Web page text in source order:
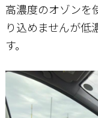
高濃度のオゾンを
り込めませんが低
す。